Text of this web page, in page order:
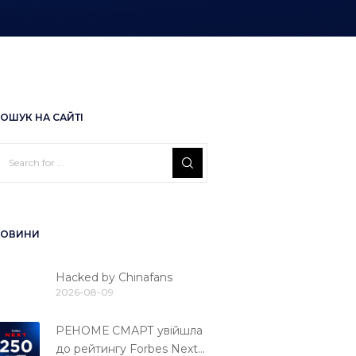
НА САЙТІ
Hacked by Chinafans
2026-08-09
РЕНОМЕ СМАРТ увійшла
до рейтингу Forbes Next